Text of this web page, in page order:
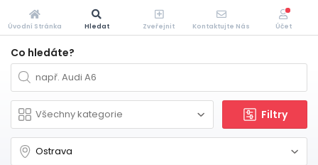
Co hledáte?
Filtry
Úvodní Stránka Hledat Zveřejnit Kontaktujte Nás Účet